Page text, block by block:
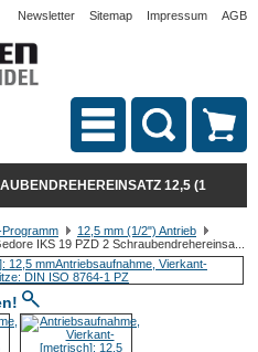
Newsletter Sitemap Impressum AGB
12,5 (1
12,5 mm (1/2") Antrieb
IKS 19 PZD 2 Schraubendrehereinsa...